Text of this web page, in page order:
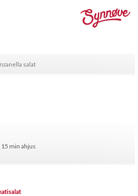
salat
min ahjus